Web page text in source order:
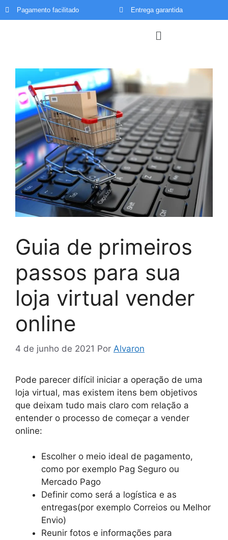
Pagamento facilitado Entrega garantida
Guia de primeiros
passos para sua
loja virtual vender
online
4 de junho de 2021 Por Alvaron
Pode parecer difícil iniciar a operação de uma
loja virtual, mas existem itens bem objetivos
que deixam tudo mais claro com relação a
entender o processo de começar a vender
online:
Escolher o meio ideal de pagamento,
como por exemplo Pag Seguro ou
Mercado Pago
Definir como será a logística e as
entregas(por exemplo Correios ou Melhor
Envio)
Reunir fotos e informações para